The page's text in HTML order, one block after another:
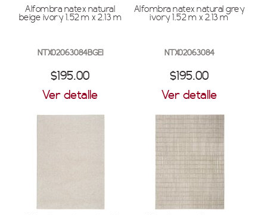
Alfombra natex natural
beige ivory 1.52 m x 2.13 m
NTX02063084BGEI
$195.00
Ver detalle
Alfombra natex natural grey
ivory 1.52 m x 2.13 m
NTX02063084
$195.00
Ver detalle